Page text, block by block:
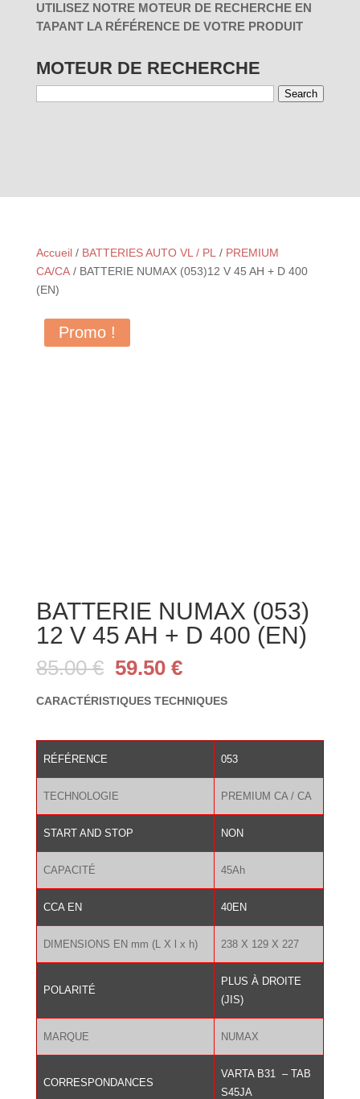
UTILISEZ NOTRE MOTEUR DE RECHERCHE EN
TAPANT LA RÉFÉRENCE DE VOTRE PRODUIT
MOTEUR DE RECHERCHE
Search
Accueil/ BATTERIES AUTO VL / PL/ PREMIUM
CA/CA/ BATTERIE NUMAX (053)12 V 45 AH + D 400
(EN)
Promo !
BATTERIE NUMAX (053)
12 V 45 AH + D 400 (EN)
85.00€ Le
initial
85.00 €.
59.50 €Le
actuel
59.50 €.
CARACTÉRISTIQUES TECHNIQUES
RÉFÉRENCE 053
TECHNOLOGIE PREMIUM CA / CA
START AND STOP NON
CAPACITÉ 45Ah
CCA EN 40EN
DIMENSIONS EN mm (L X l x h) 238 X 129 X 227
POLARITÉ
PLUS À DROITE
(JIS)
MARQUE NUMAX
CORRESPONDANCES
VARTA B31 – TAB
S45JA